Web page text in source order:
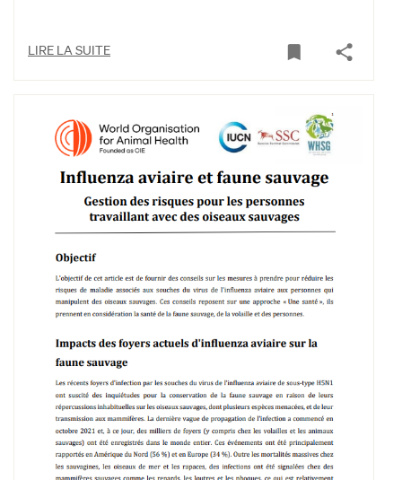
LIRE LA SUITE